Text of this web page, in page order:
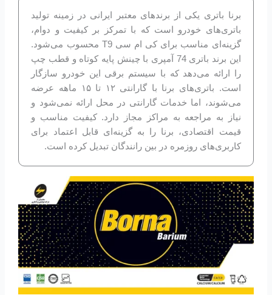
برنا باتری یکی از برندهای معتبر ایرانی در زمینه تولید
باتری‌های خودرو است که با تمرکز بر کیفیت و دوام،
گزینه‌ای مناسب برای کی ام سی T9 محسوب می‌شود.
این برند باتری 74 آمپری با چینش پایه کوتاه و قطب چپ
را ارائه می‌دهد که با سیستم برقی این خودرو سازگار
است. باتری‌های برنا با گارانتی ۱۲ تا ۱۵ ماهه عرضه
می‌شوند، اما خدمات گارانتی در محل ارائه نمی‌شود و
نیاز به مراجعه به مراکز مجاز دارد. کیفیت مناسب و
قیمت اقتصادی، برنا را به گزینه‌ای قابل اعتماد برای
کاربری‌های روزمره در بین رانندگان تبدیل کرده است.